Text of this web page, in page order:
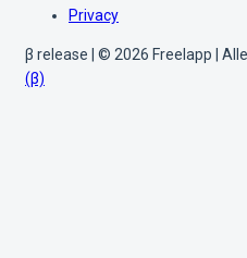
Privacy
β release | © 2026 Freelapp |
(β)